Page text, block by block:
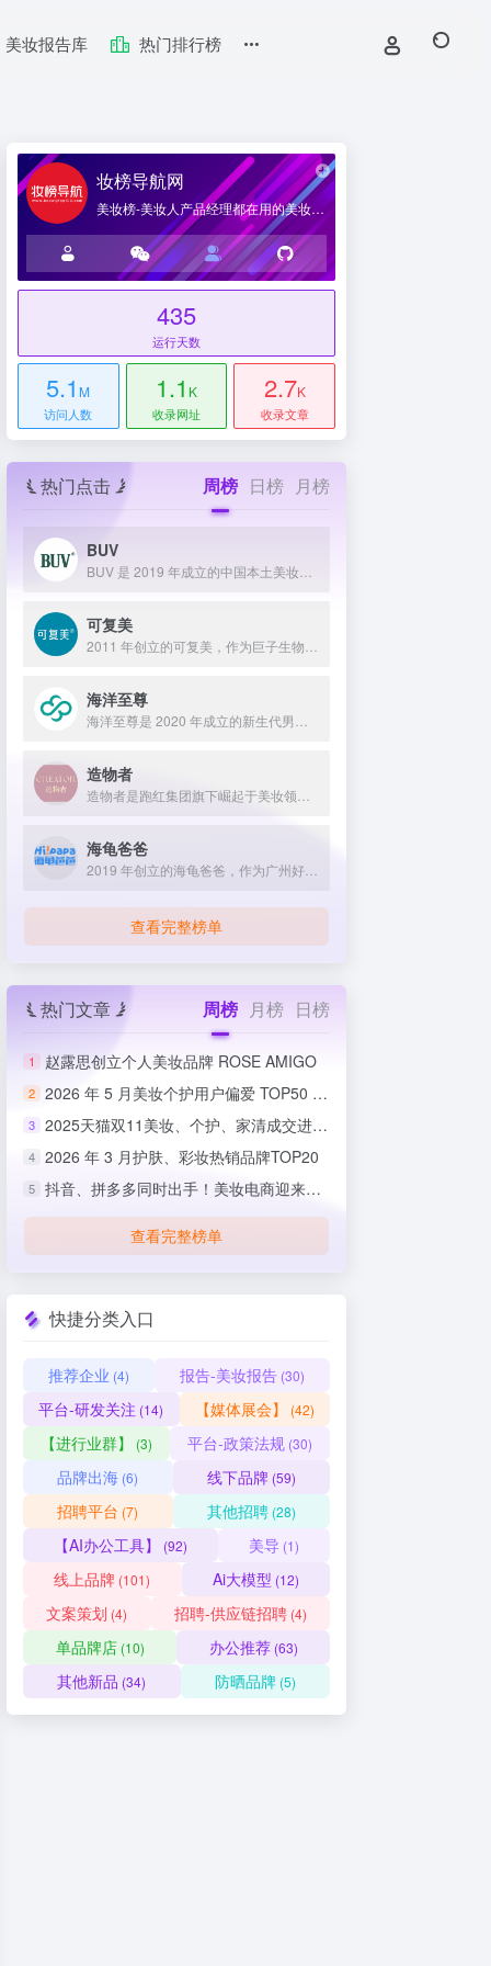
美妆报告库 热门排行榜
妆榜导航网
美妆榜-美妆人产品经理都在用的美妆产业导航网站
435
运行天数
5.1 M
访问人数
1.1 K
收录网址
2.7K
收录文章
热门点击 周榜 日榜 月榜
BUV
可复美
海洋至尊
造物者
海龟爸爸
查看完整榜单
热门文章 周榜 月榜 日榜
1 赵露思创立个人美妆品牌 ROSE AMIGO
2 2026 年 5 月美妆个护用户偏爱 TOP50 榜单出炉
3 2025天猫双11美妆、个护、家清成交进度排行榜
4 2026 年 3 月护肤、彩妆热销品牌TOP20
5 抖音、拼多多同时出手！美妆电商迎来史上最严整治
查看完整榜单
快捷分类入口
推荐企业 (4) 报告-美妆报告 (30)
平台-研发关注 (14) 【媒体展会】 (42)
【进行业群】 (3) 平台-政策法规 (30)
品牌出海 (6) 线下品牌(59)
招聘平台 (7) 其他招聘(28)
【AI办公工具】 (92) 美导 (1)
线上品牌 (101) Ai大模型 (12)
文案策划 (4) 招聘-供应链招聘(4)
单品牌店(10) 办公推荐(63)
其他新品 (34) 防晒品牌(5)